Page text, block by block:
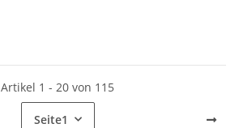
Artikel 1 - 20 von 115
Seite1